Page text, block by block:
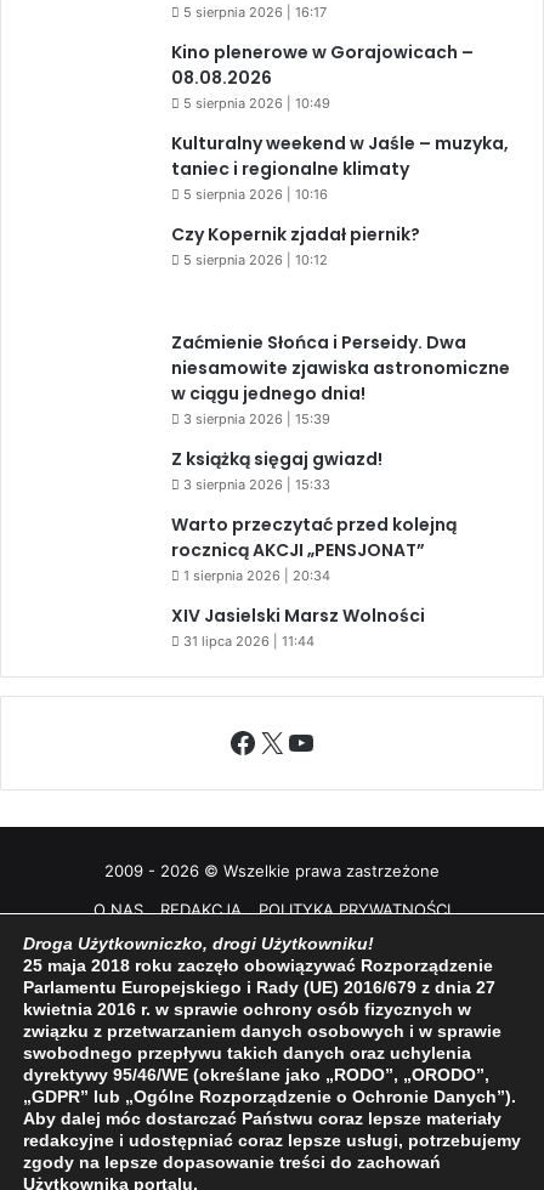
5 sierpnia 2026 | 16:17
Kino plenerowe w Gorajowicach –
08.08.2026
5 sierpnia 2026 | 10:49
Kulturalny weekend w Jaśle – muzyka,
taniec i regionalne klimaty
5 sierpnia 2026 | 10:16
Czy Kopernik zjadał piernik?
5 sierpnia 2026 | 10:12
Zaćmienie Słońca i Perseidy. Dwa
niesamowite zjawiska astronomiczne
w ciągu jednego dnia!
3 sierpnia 2026 | 15:39
Z książką sięgaj gwiazd!
3 sierpnia 2026 | 15:33
Warto przeczytać przed kolejną
rocznicą AKCJI „PENSJONAT”
1 sierpnia 2026 | 20:34
XIV Jasielski Marsz Wolności
31 lipca 2026 | 11:44
Facebook
X YouTube
2009 - 2026 © Wszelkie prawa zastrzeżone
O NAS
REDAKCJA
POLITYKA PRYWATNOŚCI
Droga Użytkowniczko, drogi Użytkowniku!
25 maja 2018 roku zaczęło obowiązywać Rozporządzenie
Parlamentu Europejskiego i Rady (UE) 2016/679 z dnia 27
kwietnia 2016 r. w sprawie ochrony osób fizycznych w
związku z przetwarzaniem danych osobowych i w sprawie
swobodnego przepływu takich danych oraz uchylenia
dyrektywy 95/46/WE (określane jako „RODO”, „ORODO”,
„GDPR” lub „Ogólne Rozporządzenie o Ochronie Danych”).
Aby dalej móc dostarczać Państwu coraz lepsze materiały
redakcyjne i udostępniać coraz lepsze usługi, potrzebujemy
zgody na lepsze dopasowanie treści do zachowań
Użytkownika portalu.